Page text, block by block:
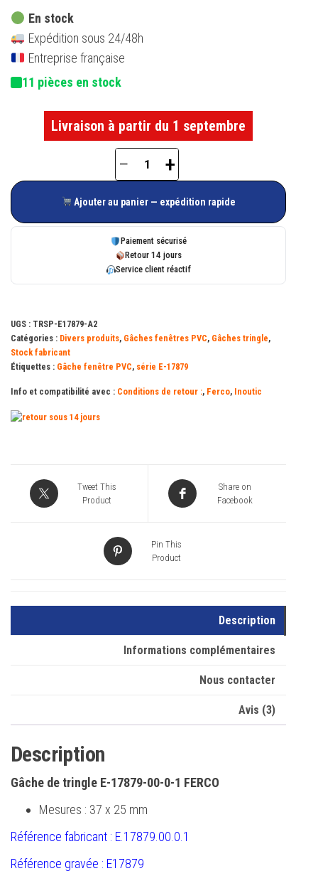
En stock
Expédition sous 24/48h
Entreprise française
11 pièces en stock
Livraison à partir du 1 septembre
quantité
Gâche
tringle
E-
0-
FERCO
− +
Ajouter au panier — expédition rapide
Paiement sécurisé
Retour 14 jours
Service client réactif
UGS : TRSP-E17879-A2
Catégories : Divers produits, Gâches fenêtres PVC, Gâches tringle,
Stock fabricant
Étiquettes : Gâche fenêtre PVC, série E-17879
Info et compatibilité avec : Conditions de retour :, Ferco, Inoutic
Tweet This
Product
Share on
Facebook
Pin This
Product
Description
Informations complémentaires
Nous contacter
Avis (3)
Description
Gâche de tringle E-17879-00-0-1 FERCO
Mesures : 37 x 25 mm
Référence fabricant : E.17879.00.0.1
Référence gravée : E17879